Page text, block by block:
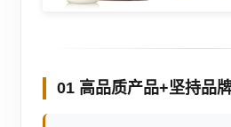
01 高品质产品+坚持品